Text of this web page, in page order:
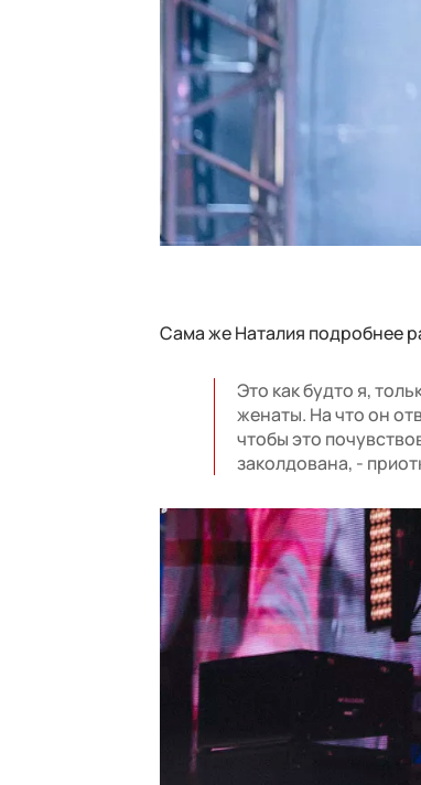
Сама же Наталия подробнее
Это как будто я,
женаты. На что он
чтобы это
заколдована, -